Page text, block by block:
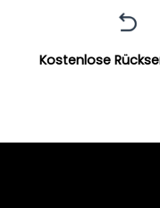
Kostenlose